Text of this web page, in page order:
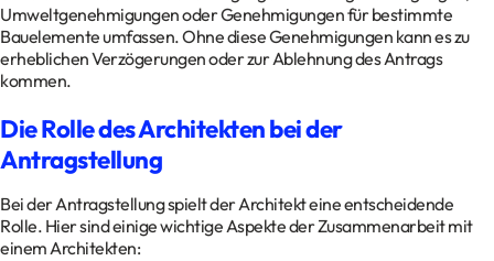
Umweltgenehmigungen oder Genehmigungen für bestimmte
Bauelemente umfassen. Ohne diese Genehmigungen kann es zu
erheblichen Verzögerungen oder zur Ablehnung des Antrags
kommen.
Die Rolle des Architekten bei der
Antragstellung
Bei der Antragstellung spielt der Architekt eine entscheidende
Rolle. Hier sind einige wichtige Aspekte der Zusammenarbeit mit
einem Architekten: